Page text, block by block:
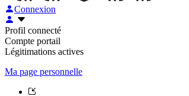
Connexion
Profil connecté
Compte portail
Légitimations actives
Ma page personnelle